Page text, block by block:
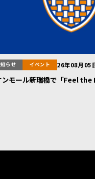
らせ イベント 26年08月05
ンモール新瑞橋で「Feel the